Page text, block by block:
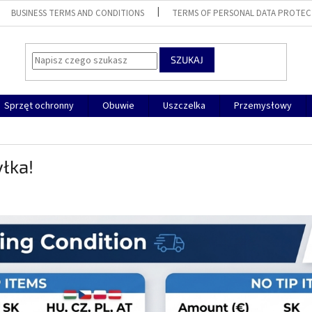
BUSINESS TERMS AND CONDITIONS TERMS OF PERSONAL DATA
SZUKAJ
Sprzęt ochronny Obuwie Uszczelka Przemysłowy